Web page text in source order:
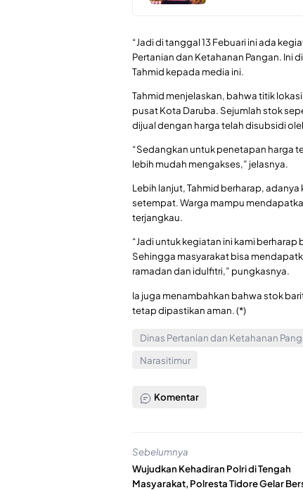
“Jadi di tanggal 13 Febuari ini ada
Pertanian dan Ketahanan Pangan. Ini
Tahmid kepada media ini.
Tahmid menjelaskan, bahwa titik
pusat Kota Daruba. Sejumlah stok
dijual dengan harga telah disubsidi
“Sedangkan untuk penetapan harga
lebih mudah mengakses,” jelasnya.
Lebih lanjut, Tahmid berharap,
setempat. Warga mampu
terjangkau.
“Jadi untuk kegiatan ini kami
Sehingga masyarakat bisa
ramadan dan idulfitri,” pungkasnya.
Ia juga menambahkan bahwa stok
tetap dipastikan aman. (*)
Dinas Pertanian dan Ketahanan
Narasitimur
Komentar
Sebelumnya
Wujudkan Kehadiran Polri di Tengah
Masyarakat, Polresta Tidore Gelar